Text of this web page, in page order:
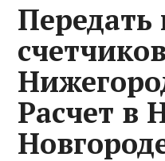
Передать
Расчет в